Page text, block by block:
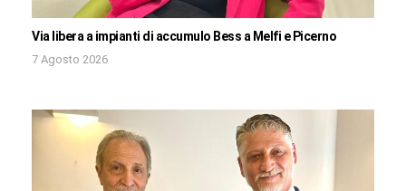
Via libera a impianti di accumulo Bess a Melfi e Picerno
7 Agosto 2026